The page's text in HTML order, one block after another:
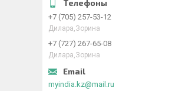
+7 (705) 257-53-12
Дилара,Зорина
+7 (727) 267-65-08
Дилара,Зорина
myindia.kz@mail.ru